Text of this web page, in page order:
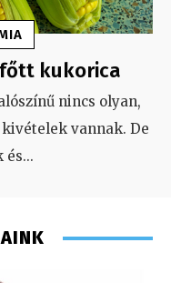
kukorica
nincs olyan,
vannak. De
és...